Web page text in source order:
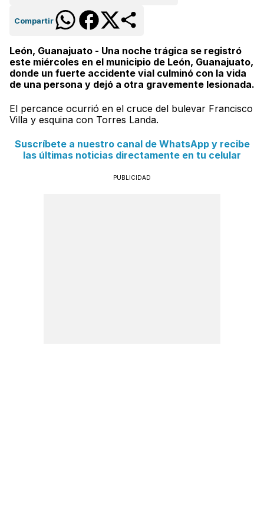
Compartir
León, Guanajuato - Una noche trágica se registró
este miércoles en el municipio de León, Guanajuato,
donde un fuerte accidente vial culminó con la vida
de una persona y dejó a otra gravemente lesionada.
El percance ocurrió en el cruce del bulevar Francisco
Villa y esquina con Torres Landa.
Suscríbete a nuestro canal de WhatsApp y recibe
las últimas noticias directamente en tu celular
PUBLICIDAD